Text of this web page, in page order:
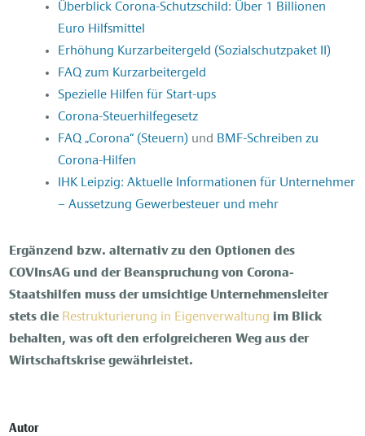
Überblick Corona-Schutzschild: Über 1 Billionen
Euro Hilfsmittel
Erhöhung Kurzarbeitergeld (Sozialschutzpaket II)
FAQ zum Kurzarbeitergeld
Spezielle Hilfen für Start-ups
Corona-Steuerhilfegesetz
FAQ „Corona“ (Steuern) und BMF-Schreiben zu
Corona-Hilfen
IHK Leipzig: Aktuelle Informationen für Unternehmer
– Aussetzung Gewerbesteuer und mehr
Ergänzend bzw. alternativ zu den Optionen des
COVInsAG und der Beanspruchung von Corona-
Staatshilfen muss der umsichtige Unternehmensleiter
stets die Restrukturierung in Eigenverwaltung im Blick
behalten, was oft den erfolgreicheren Weg aus der
Wirtschaftskrise gewährleistet.
Autor